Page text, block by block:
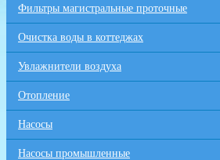
Фильтры магистральные проточные
Очистка воды в коттеджах
Увлажнители воздуха
Отопление
Насосы
Насосы промышленные